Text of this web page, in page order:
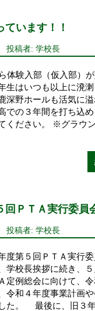
います！！
投稿者: 学校長
験入部（仮入部）が
生はいつも以上に溌
深野ホールも活気に溢
での３年間を打ち込
ください。 ※グラウ
ＰＴＡ実行委員
投稿者: 学校長
度第５回ＰＴＡ実行
学校長挨拶に続き、
定例総会に向けて、
令和４年度事業計画
た。 最後に、旧３